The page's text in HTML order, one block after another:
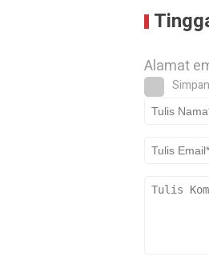
Alamat